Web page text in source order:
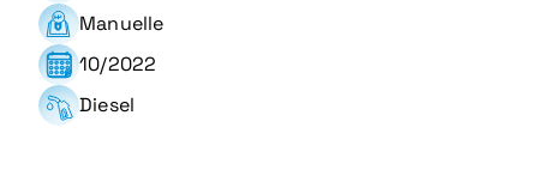
Manuelle
10/2022
Diesel